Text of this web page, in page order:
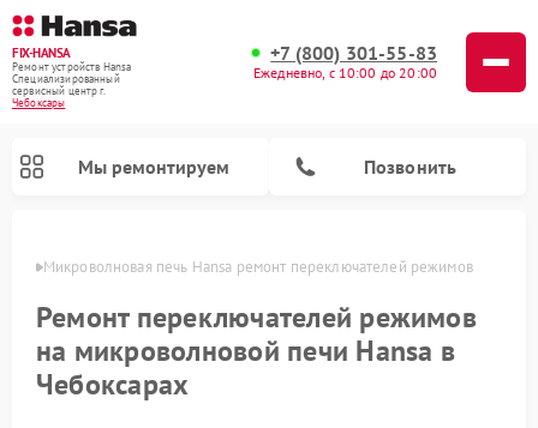
FIX-HANSA
Ремонт устройств Hansa
Специализированный
cервисный центр г.
Чебоксары
+7 (800) 301-55-83
Ежедневно, с 10:00 до 20:00
Мы ремонтируем Позвонить
Микроволновая печь Hansa ремонт переключателей режимов
Ремонт переключателей режимов
на микроволновой печи Hansa в
Чебоксарах